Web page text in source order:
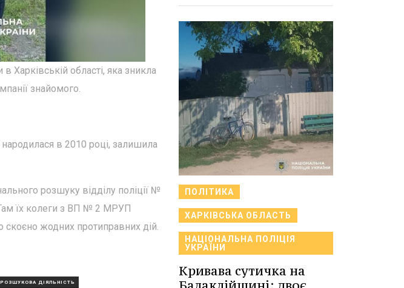
Харківській області, яка зникла
знайомого.
в 2010 році, залишила
розшуку відділу поліції №
Там їх колеги з ВП № 2 МРУП
скоєно жодних протиправних дій.
ДІЯЛЬНІСТЬ
ПОЛІТИКА
ХАРКІВСЬКА ОБЛАСТЬ
НАЦІОНАЛЬНА ПОЛІЦІЯ
УКРАЇНИ
Кривава сутичка на